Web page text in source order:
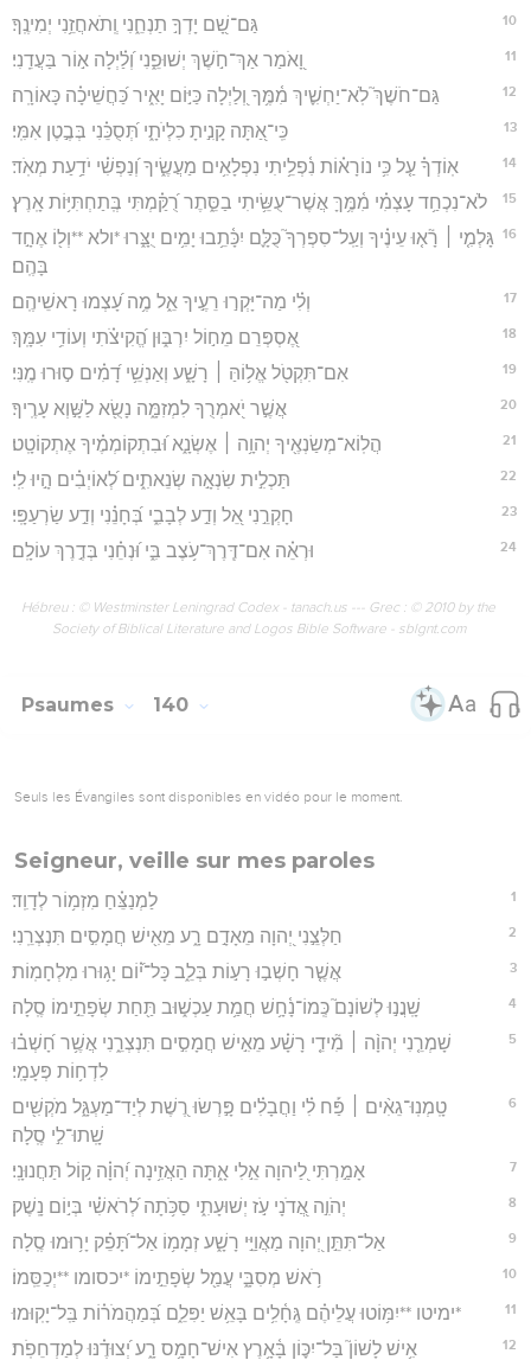
10 גַּם־שָׁ֭ם יָדְךָ֣ תַנְחֵ֑נִי וְֽתֹאחֲזֵ֥נִי יְמִינֶֽךָ׃
11 וָ֭אֹמַר אַךְ־חֹ֣שֶׁךְ יְשׁוּפֵ֑נִי וְ֝לַ֗יְלָה א֣וֹר בַּעֲדֵֽנִי׃
12 גַּם־חֹשֶׁךְ֮ לֹֽא־יַחְשִׁ֪יךְ מִ֫מֶּ֥ךָ וְ֭לַיְלָה כַּיּ֣וֹם יָאִ֑יר כַּ֝חֲשֵׁיכָ֗ה כָּאוֹרָֽה׃
13 כִּֽי־אַ֭תָּה קָנִ֣יתָ כִלְיֹתָ֑י תְּ֝סֻכֵּ֗נִי בְּבֶ֣טֶן אִמִּֽי׃
14 אֽוֹדְךָ֗ עַ֤ל כִּ֥י נוֹרָא֗וֹת נִ֫פְלֵ֥יתִי נִפְלָאִ֥ים מַעֲשֶׂ֑יךָ וְ֝נַפְשִׁ֗י יֹדַ֥עַת מְאֹֽד׃
15 לֹא־נִכְחַ֥ד עָצְמִ֗י מִ֫מֶּ֥ךָּ אֲשֶׁר־עֻשֵּׂ֥יתִי בַסֵּ֑תֶר רֻ֝קַּ֗מְתִּי בְּֽתַחְתִּיּ֥וֹת אָֽרֶץ׃
16
גָּלְמִ֤י ׀ רָ֘א֤וּ עֵינֶ֗יךָ וְעַֽל־סִפְרְךָ֮ כֻּלָּ֪ם יִכָּ֫תֵ֥בוּ יָמִ֥ים יֻצָּ֑רוּ *ולא **וְל֖וֹ אֶחָ֣ד
בָּהֶֽם׃
17 וְלִ֗י מַה־יָּקְר֣וּ רֵעֶ֣יךָ אֵ֑ל מֶ֥ה עָ֝צְמוּ רָאשֵׁיהֶֽם׃
18 אֶ֭סְפְּרֵם מֵח֣וֹל יִרְבּ֑וּן הֱ֝קִיצֹ֗תִי וְעוֹדִ֥י עִמָּֽךְ׃
19 אִם־תִּקְטֹ֖ל אֱל֥וֹהַּ ׀ רָשָׁ֑ע וְאַנְשֵׁ֥י דָ֝מִ֗ים ס֣וּרוּ מֶֽנִּי׃
20 אֲשֶׁ֣ר יֹ֭אמְרֻךָ לִמְזִמָּ֑ה נָשֻׂ֖א לַשָּׁ֣וְא עָרֶֽיךָ׃
21 הֲלֽוֹא־מְשַׂנְאֶ֖יךָ יְהוָ֥ה ׀ אֶשְׂנָ֑א וּ֝בִתְקוֹמְמֶ֗יךָ אֶתְקוֹטָֽט׃
22 תַּכְלִ֣ית שִׂנְאָ֣ה שְׂנֵאתִ֑ים לְ֝אוֹיְבִ֗ים הָ֣יוּ לִֽי׃
23 חָקְרֵ֣נִי אֵ֭ל וְדַ֣ע לְבָבִ֑י בְּ֝חָנֵ֗נִי וְדַ֣ע שַׂרְעַפָּֽי׃
24 וּרְאֵ֗ה אִם־דֶּֽרֶךְ־עֹ֥צֶב בִּ֑י וּ֝נְחֵ֗נִי בְּדֶ֣רֶךְ עוֹלָֽם׃
Hébreu : © Westminster Leningrad Codex - tanach.us --- Grec : © 2010 by the
Society of Biblical Literature and Logos Bible Software - sblgnt.com
Psaumes 140
Seuls les Évangiles sont disponibles en vidéo pour le moment.
Seigneur, veille sur mes paroles
1 לַמְנַצֵּ֗חַ מִזְמ֥וֹר לְדָוִֽד׃
2 חַלְּצֵ֣נִי יְ֭הוָה מֵאָדָ֣ם רָ֑ע מֵאִ֖ישׁ חֲמָסִ֣ים תִּנְצְרֵֽנִי׃
3 אֲשֶׁ֤ר חָשְׁב֣וּ רָע֣וֹת בְּלֵ֑ב כָּל־י֝֗וֹם יָג֥וּרוּ מִלְחָמֽוֹת׃
4 שָֽׁנֲנ֣וּ לְשׁוֹנָם֮ כְּֽמוֹ־נָ֫חָ֥שׁ חֲמַ֥ת עַכְשׁ֑וּב תַּ֖חַת שְׂפָתֵ֣ימוֹ סֶֽלָה׃
5
שָׁמְרֵ֤נִי יְהוָ֨ה ׀ מִ֘ידֵ֤י רָשָׁ֗ע מֵאִ֣ישׁ חֲמָסִ֣ים תִּנְצְרֵ֑נִי אֲשֶׁ֥ר חָ֝שְׁב֗וּ
לִדְח֥וֹת פְּעָמָֽי׃
6
טָֽמְנֽוּ־גֵאִ֨ים ׀ פַּ֡ח לִ֗י וַחֲבָלִ֗ים פָּ֣רְשׂוּ רֶ֭שֶׁת לְיַד־מַעְגָּ֑ל מֹקְשִׁ֖ים
שָֽׁתוּ־לִ֣י סֶֽלָה׃
7 אָמַ֣רְתִּי לַ֭יהוָה אֵ֣לִי אָ֑תָּה הַאֲזִ֥ינָה יְ֝הוָ֗ה ק֣וֹל תַּחֲנוּנָֽי׃
8 יְהֹוִ֣ה אֲ֭דֹנָי עֹ֣ז יְשׁוּעָתִ֑י סַכֹּ֥תָה לְ֝רֹאשִׁ֗י בְּי֣וֹם נָֽשֶׁק׃
9 אַל־תִּתֵּ֣ן יְ֭הוָה מַאֲוַיֵּ֣י רָשָׁ֑ע זְמָמ֥וֹ אַל־תָּ֝פֵ֗ק יָר֥וּמוּ סֶֽלָה׃
10 רֹ֥אשׁ מְסִבָּ֑י עֲמַ֖ל שְׂפָתֵ֣ימוֹ *יכסומו **יְכַסֵּֽמוֹ׃
11 *ימיטו **יִמּ֥וֹטוּ עֲלֵיהֶ֗ם גֶּֽחָ֫לִ֥ים בָּאֵ֥שׁ יַפִּלֵ֑ם בְּ֝מַהֲמֹר֗וֹת בַּֽל־יָקֽוּמוּ׃
12 אִ֥ישׁ לָשׁוֹן֮ בַּל־יִכּ֪וֹן בָּ֫אָ֥רֶץ אִישׁ־חָמָ֥ס רָ֑ע יְ֝צוּדֶ֗נּוּ לְמַדְחֵפֹֽת׃